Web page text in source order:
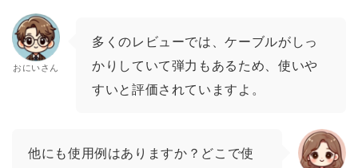
おにいさん
多くのレビューでは、ケーブルがしっ
かりしていて弾力もあるため、使いや
すいと評価されていますよ。
他にも使用例はありますか？どこで使